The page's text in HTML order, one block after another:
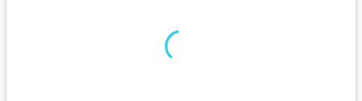
con le loro spiagge tranquille e l'atmosfera rilassante.